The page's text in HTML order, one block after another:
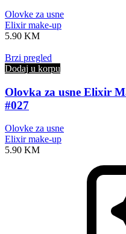
Olovke za usne
Elixir make-up
5.90 KM
Brzi pregled
Dodaj u korpu
Olovka za usne Elixir
#027
Olovke za usne
Elixir make-up
5.90 KM